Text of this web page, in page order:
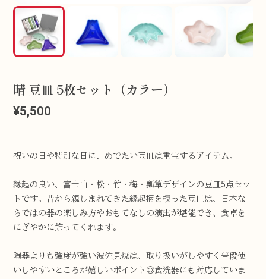
晴 豆皿 5枚セット（カラー）
¥5,500
祝いの日や特別な日に、めでたい豆皿は重宝するアイテム。
縁起の良い、富士山・松・竹・梅・瓢箪デザインの豆皿5点セッ
トです。昔から親しまれてきた縁起柄を模った豆皿は、日本な
らではの器の楽しみ方やおもてなしの演出が堪能でき、食卓を
にぎやかに飾ってくれます。
陶器よりも強度が強い波佐見焼は、取り扱いがしやすく普段使
いしやすいところが嬉しいポイント◎食洗器にも対応していま